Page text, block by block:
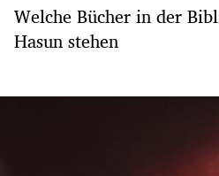
Welche Bücher in der
Hasun stehen